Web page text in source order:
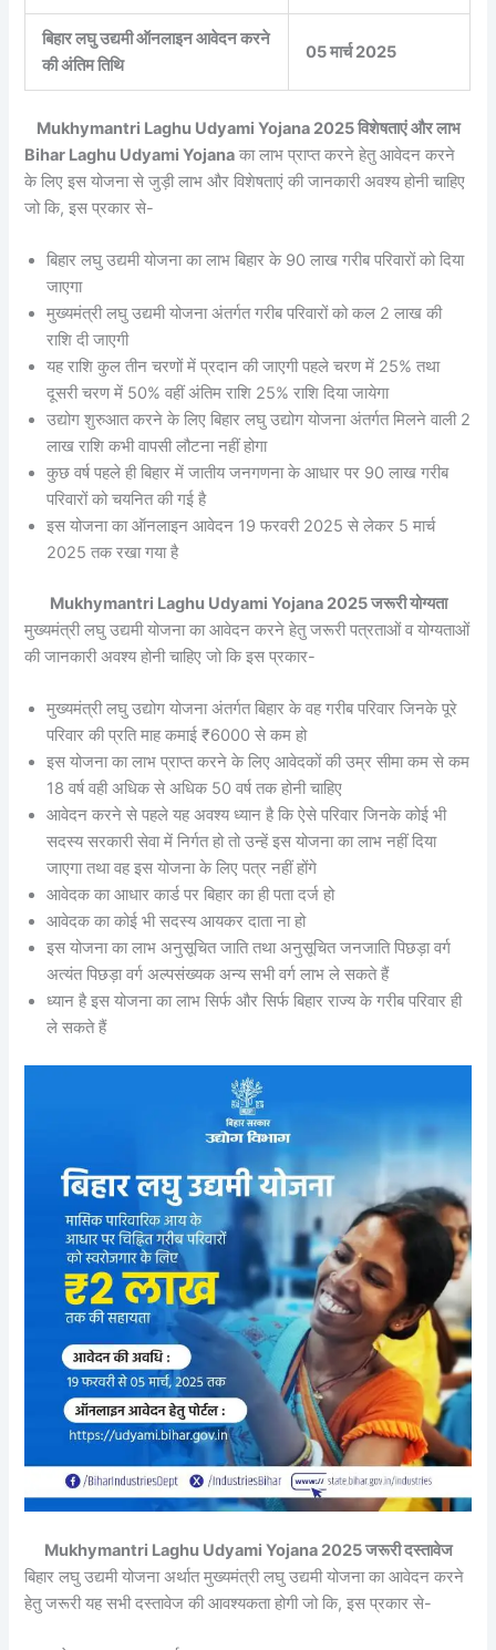
बिहार लघु उद्यमी ऑनलाइन आवेदन करने
की अंतिम तिथि
05 मार्च 2025
Mukhymantri Laghu Udyami Yojana 2025 विशेषताएं और लाभ
Bihar Laghu Udyami Yojana का लाभ प्राप्त करने हेतु आवेदन करने
के लिए इस योजना से जुड़ी लाभ और विशेषताएं की जानकारी अवश्य होनी चाहिए
जो कि, इस प्रकार से-
बिहार लघु उद्यमी योजना का लाभ बिहार के 90 लाख गरीब परिवारों को दिया
जाएगा
मुख्यमंत्री लघु उद्यमी योजना अंतर्गत गरीब परिवारों को कल 2 लाख की
राशि दी जाएगी
यह राशि कुल तीन चरणों में प्रदान की जाएगी पहले चरण में 25% तथा
दूसरी चरण में 50% वहीं अंतिम राशि 25% राशि दिया जायेगा
उद्योग शुरुआत करने के लिए बिहार लघु उद्योग योजना अंतर्गत मिलने वाली 2
लाख राशि कभी वापसी लौटना नहीं होगा
कुछ वर्ष पहले ही बिहार में जातीय जनगणना के आधार पर 90 लाख गरीब
परिवारों को चयनित की गई है
इस योजना का ऑनलाइन आवेदन 19 फरवरी 2025 से लेकर 5 मार्च
2025 तक रखा गया है
Mukhymantri Laghu Udyami Yojana 2025 जरूरी योग्यता
मुख्यमंत्री लघु उद्यमी योजना का आवेदन करने हेतु जरूरी पत्रताओं व योग्यताओं
की जानकारी अवश्य होनी चाहिए जो कि इस प्रकार-
मुख्यमंत्री लघु उद्योग योजना अंतर्गत बिहार के वह गरीब परिवार जिनके पूरे
परिवार की प्रति माह कमाई ₹6000 से कम हो
इस योजना का लाभ प्राप्त करने के लिए आवेदकों की उम्र सीमा कम से कम
18 वर्ष वही अधिक से अधिक 50 वर्ष तक होनी चाहिए
आवेदन करने से पहले यह अवश्य ध्यान है कि ऐसे परिवार जिनके कोई भी
सदस्य सरकारी सेवा में निर्गत हो तो उन्हें इस योजना का लाभ नहीं दिया
जाएगा तथा वह इस योजना के लिए पत्र नहीं होंगे
आवेदक का आधार कार्ड पर बिहार का ही पता दर्ज हो
आवेदक का कोई भी सदस्य आयकर दाता ना हो
इस योजना का लाभ अनुसूचित जाति तथा अनुसूचित जनजाति पिछड़ा वर्ग
अत्यंत पिछड़ा वर्ग अल्पसंख्यक अन्य सभी वर्ग लाभ ले सकते हैं
ध्यान है इस योजना का लाभ सिर्फ और सिर्फ बिहार राज्य के गरीब परिवार ही
ले सकते हैं
Mukhymantri Laghu Udyami Yojana 2025 जरूरी दस्तावेज
बिहार लघु उद्यमी योजना अर्थात मुख्यमंत्री लघु उद्यमी योजना का आवेदन करने
हेतु जरूरी यह सभी दस्तावेज की आवश्यकता होगी जो कि, इस प्रकार से-